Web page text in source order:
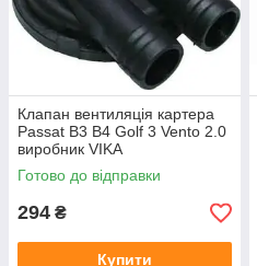
Клапан вентиляція картера
Passat B3 B4 Golf 3 Vento 2.0
виробник VIKA
Готово до відправки
294 ₴
Купити